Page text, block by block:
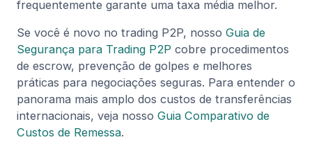
frequentemente garante uma taxa média melhor.
Se você é novo no trading P2P, nosso Guia de
Segurança para Trading P2P cobre procedimentos
de escrow, prevenção de golpes e melhores
práticas para negociações seguras. Para entender o
panorama mais amplo dos custos de transferências
internacionais, veja nosso Guia Comparativo de
Custos de Remessa.